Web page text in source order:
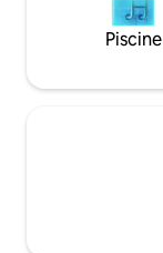
Piscine